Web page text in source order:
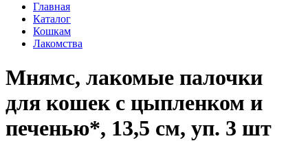
Главная
Каталог
Кошкам
Лакомства
Мнямс, лакомые палочки
для кошек с цыпленком и
печенью*, 13,5 см, уп. 3 шт